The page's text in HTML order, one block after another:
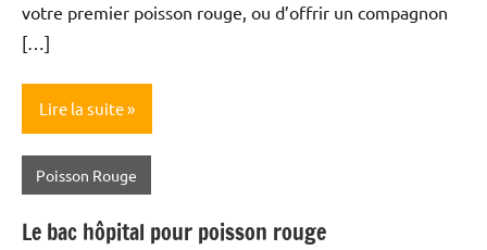
votre premier poisson rouge, ou d’offrir un compagnon
[…]
Lire la suite
Poisson Rouge
Le bac hôpital pour poisson rouge